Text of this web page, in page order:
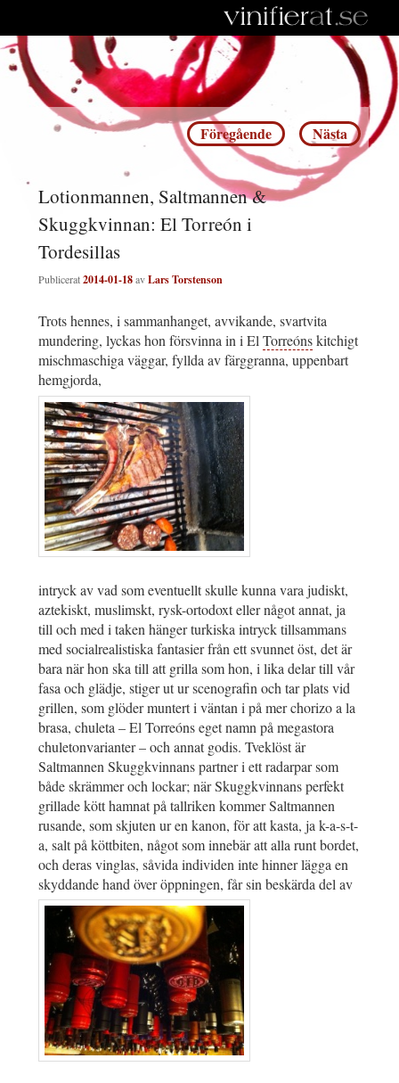
Inläggsnavigering
Föregående Nästa
Lotionmannen, Saltmannen &
Skuggkvinnan: El Torreón i
Tordesillas
Publicerat2014-01-18avLars Torstenson
Trots hennes, i sammanhanget, avvikande, svartvita
mundering, lyckas hon försvinna in i ElTorreónskitchigt
mischmaschiga väggar, fyllda av färggranna, uppenbart
hemgjorda,
intryck av vad som eventuellt skulle kunna vara judiskt,
aztekiskt, muslimskt, rysk-ortodoxt eller något annat, ja
till och med i taken hänger turkiska intryck tillsammans
med socialrealistiska fantasier från ett svunnet öst, det är
bara när hon ska till att grilla som hon, i lika delar till vår
fasa och glädje, stiger ut ur scenografin och tar plats vid
grillen, som glöder muntert i väntan i på mer chorizo a la
brasa, chuleta – El Torreóns eget namn på megastora
chuletonvarianter – och annat godis. Tveklöst är
Saltmannen Skuggkvinnans partner i ett radarpar som
både skrämmer och lockar; när Skuggkvinnans perfekt
grillade kött hamnat på tallriken kommer Saltmannen
rusande, som skjuten ur en kanon, för att kasta, ja k-a-s-t-
a, salt på köttbiten, något som innebär att alla runt bordet,
och deras vinglas, såvida individen inte hinner lägga en
skyddande hand över öppningen, får sin beskärda del av